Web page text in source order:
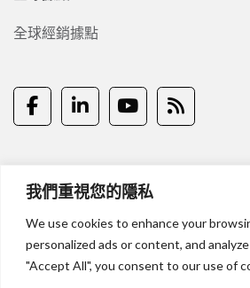
我們重視您的隱私
We use cookies to enhance your
personalized ads or content, and
"Accept All", you consent to our use of
全球經銷據點
© 2024